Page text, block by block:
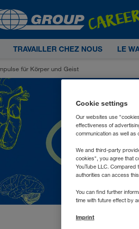
TRAVAILLER CHEZ NOUS LE
für Körper und Geist
Cookie settings
Our websites use
effectiveness of
communication as well as
We and third-party
cookies", you agree that
YouTube LLC.
authorities can access
You can find further
time with future effect by
Imprint